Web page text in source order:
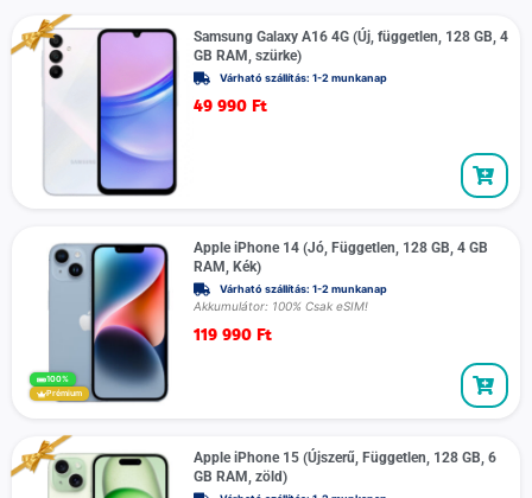
Samsung Galaxy A16 4G (Új, független, 128 GB, 4
GB RAM, szürke)
Várható szállítás: 1-2 munkanap
49 990 Ft
100%
Prémium
Apple iPhone 14 (Jó, Független, 128 GB, 4 GB
RAM, Kék)
Várható szállítás: 1-2 munkanap
Akkumulátor: 100% Csak eSIM!
119 990 Ft
Apple iPhone 15 (Újszerű, Független, 128 GB, 6
GB RAM, zöld)